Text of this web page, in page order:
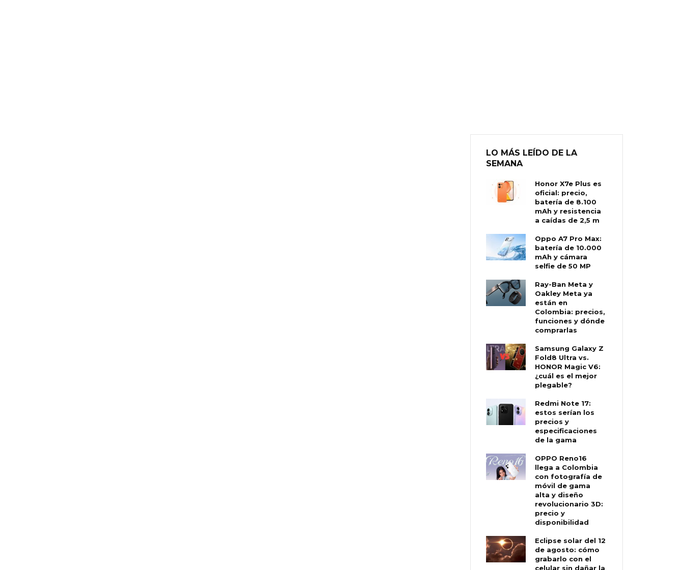
LO MÁS LEÍDO DE LA
SEMANA
Honor X7e Plus es
oficial: precio,
batería de 8.100
mAh y resistencia
a caídas de 2,5 m
Oppo A7 Pro Max:
batería de 10.000
mAh y cámara
selfie de 50 MP
Ray-Ban Meta y
Oakley Meta ya
están en
Colombia: precios,
funciones y dónde
comprarlas
Samsung Galaxy Z
Fold8 Ultra vs.
HONOR Magic V6:
¿cuál es el mejor
plegable?
Redmi Note 17:
estos serían los
precios y
especificaciones
de la gama
OPPO Reno16
llega a Colombia
con fotografía de
móvil de gama
alta y diseño
revolucionario 3D:
precio y
disponibilidad
Eclipse solar del 12
de agosto: cómo
grabarlo con el
celular sin dañar la